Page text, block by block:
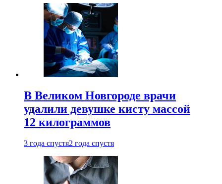
В Великом Новгороде врачи
удалили девушке кисту массой
12 килограммов
3 года спустя2 года спустя